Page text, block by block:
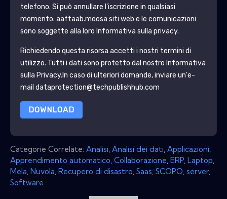
telefono. Si può annullare l'iscrizione in qualsiasi
momento. aaftaab.moosa siti web e le comunicazioni
sono soggette alla loro Informativa sulla privacy.
Richiedendo questa risorsa accetti i nostri termini di
utilizzo. Tutti i dati sono protetto dal nostro Informativa
sulla Privacy.In caso di ulteriori domande, inviare un'e-
mail dataprotection@techpublishhub.com
DOWNLOAD
Categorie Correlate: Analisi Analisi dei dati Applicazioni
Apprendimento automatico Collaborazione ERP Laptop
Mela Nuvola Recupero di disastro Saas SCOPO server,
Software